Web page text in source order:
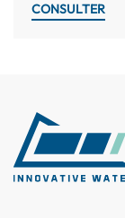
CONSULTER